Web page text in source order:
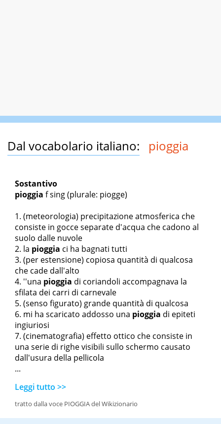
Dal vocabolario italiano: pioggia
Sostantivo
pioggia f sing(plurale: piogge)
(meteorologia) precipitazione atmosferica che
consiste in gocce separate d'acqua che cadono al
suolo dalle nuvole
la pioggia ci ha bagnati tutti
(per estensione) copiosa quantità di qualcosa
che cade dall'alto
''una pioggia di coriandoli accompagnava la
sfilata dei carri di carnevale
(senso figurato) grande quantità di qualcosa
mi ha scaricato addosso una pioggia di epiteti
ingiuriosi
(cinematografia) effetto ottico che consiste in
una serie di righe visibili sullo schermo causato
dall'usura della pellicola
...
Leggi tutto >>
tratto dalla voce PIOGGIA del Wikizionario